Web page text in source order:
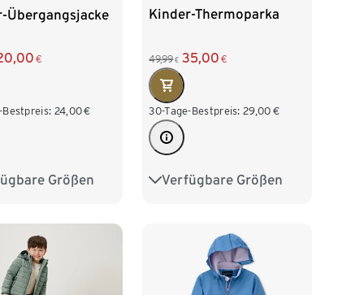
Übergangsjacke
€
Bestpreis: 24,00€
Größen
134/140
Kinder-Thermoparka
49,99 € 35,00 €
30-Tage-Bestpreis: 29,00 €
Verfügbare Größen
122/128 134/140